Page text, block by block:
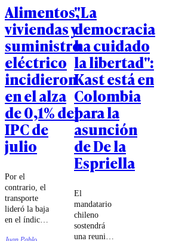
Alimentos,
viviendas y
suministro
eléctrico
incidieron
en el alza
de 0,1% del
IPC de
julio
Por el
contrario, el
transporte
lideró la baja
en el índice
"La
democracia
ha cuidado
la libertad":
Kast está en
Colombia
para la
asunción
de De la
Espriella
El
mandatario
chileno
sostendrá
una reunión